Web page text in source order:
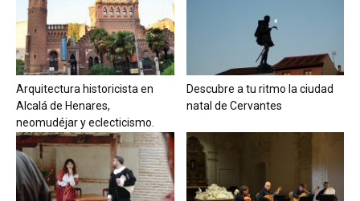
Arquitectura historicista en
Alcalá de Henares,
neomudéjar y eclecticismo.
Descubre a tu ritmo la ciudad
natal de Cervantes